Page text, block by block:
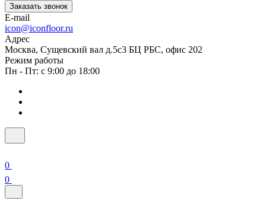
Заказать звонок
E-mail
icon@iconfloor.ru
Адрес
Москва, Сущевский вал д.5с3 БЦ РБС, офис 202
Режим работы
Пн - Пт: с 9:00 до 18:00
0
0